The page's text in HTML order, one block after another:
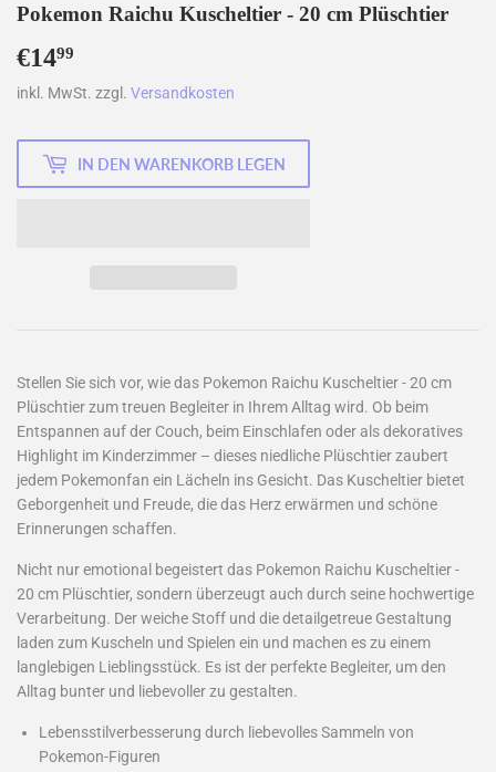
Pokemon Raichu Kuscheltier - 20 cm Plüschtier
€1499
inkl. MwSt. zzgl. Versandkosten
IN DEN WARENKORB LEGEN
Stellen Sie sich vor, wie das Pokemon Raichu Kuscheltier - 20 cm
Plüschtier zum treuen Begleiter in Ihrem Alltag wird. Ob beim
Entspannen auf der Couch, beim Einschlafen oder als dekoratives
Highlight im Kinderzimmer – dieses niedliche Plüschtier zaubert
jedem Pokemonfan ein Lächeln ins Gesicht. Das Kuscheltier bietet
Geborgenheit und Freude, die das Herz erwärmen und schöne
Erinnerungen schaffen.
Nicht nur emotional begeistert das Pokemon Raichu Kuscheltier -
20 cm Plüschtier, sondern überzeugt auch durch seine hochwertige
Verarbeitung. Der weiche Stoff und die detailgetreue Gestaltung
laden zum Kuscheln und Spielen ein und machen es zu einem
langlebigen Lieblingsstück. Es ist der perfekte Begleiter, um den
Alltag bunter und liebevoller zu gestalten.
Lebensstilverbesserung durch liebevolles Sammeln von
Pokemon-Figuren